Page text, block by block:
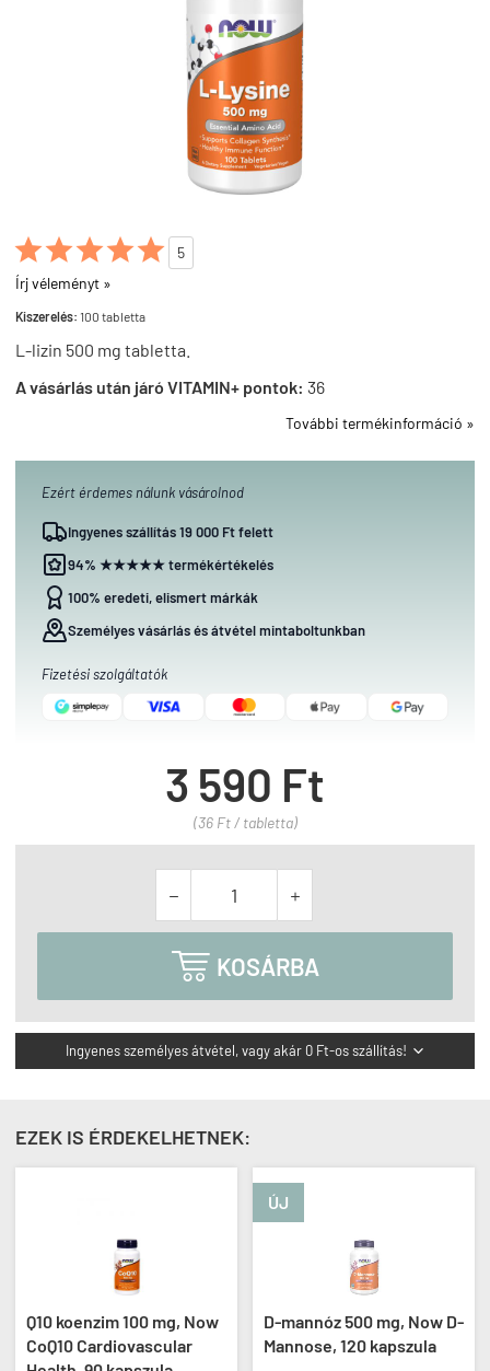

5
Írj véleményt »
Kiszerelés: 100 tabletta
L-lizin 500 mg tabletta.
A vásárlás után járó VITAMIN+ pontok: 36
További termékinformáció »
Ezért érdemes nálunk vásárolnod
Ingyenes szállítás 19 000 Ft felett
94% ★★★★★ termékértékelés
100% eredeti, elismert márkák
Személyes vásárlás és átvétel mintaboltunkban
Fizetési szolgáltatók
3 590 Ft
(36 Ft / tabletta)
 
 KOSÁRBA
Ingyenes személyes átvétel, vagy akár 0 Ft-os szállítás! 
EZEK IS ÉRDEKELHETNEK:
Q10 koenzim 100 mg, Now
CoQ10 Cardiovascular
ÚJ
D-mannóz 500 mg, Now D-
Mannose, 120 kapszula